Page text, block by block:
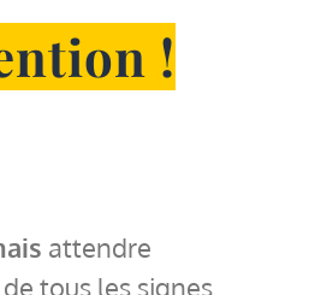
!
attendre
tous les signes